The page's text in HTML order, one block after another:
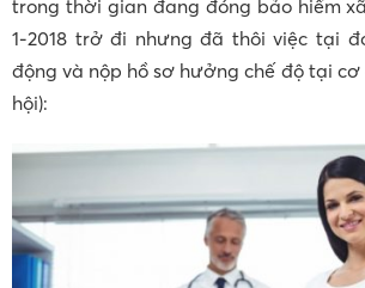
trong thời gian đang đóng bảo hiểm
1-2018 trở đi nhưng đã thôi việc tại
động và nộp hồ sơ hưởng chế độ tại
hội):